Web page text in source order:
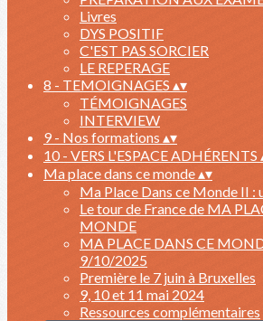
Livres
DYS POSITIF
C'EST PAS SORCIER
LE REPERAGE
8 - TEMOIGNAGES ▴▾
TÉMOIGNAGES
INTERVIEW
9 - Nos formations ▴▾
10 - VERS L'ESPACE ADHÉRENTS
Ma place dans ce monde▴▾
Ma Place Dans ce Monde II :
Le tour de France de MA
MONDE
MA PLACE DANS CE
9/10/2025
Première le 7 juin à Bruxelles
9, 10 et 11 mai 2024
Ressources complémentaires